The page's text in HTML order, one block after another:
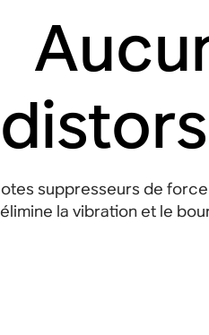
suppresseurs de
élimine la vibration et le